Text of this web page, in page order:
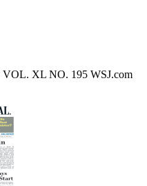
XL NO. 195 WSJ.com